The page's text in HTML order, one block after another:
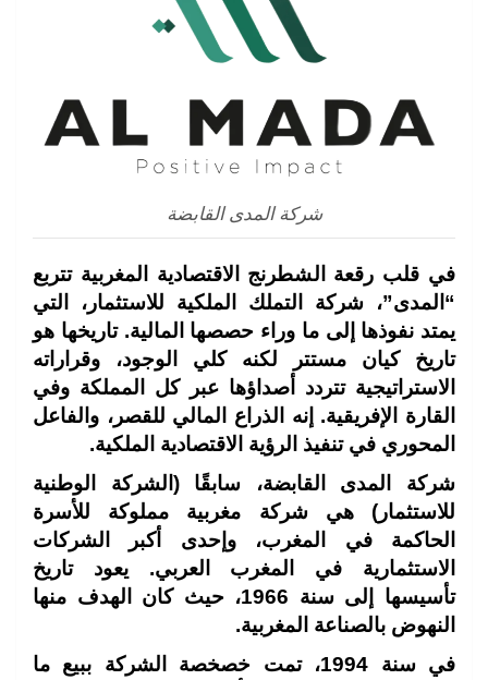
شركة المدى القابضة
في قلب رقعة الشطرنج الاقتصادية المغربية تتربع
“المدى”، شركة التملك الملكية للاستثمار، التي
يمتد نفوذها إلى ما وراء حصصها المالية. تاريخها هو
تاريخ كيان مستتر لكنه كلي الوجود، وقراراته
الاستراتيجية تتردد أصداؤها عبر كل المملكة وفي
القارة الإفريقية. إنه الذراع المالي للقصر، والفاعل
المحوري في تنفيذ الرؤية الاقتصادية الملكية.
شركة المدى القابضة، سابقًا (الشركة الوطنية
للاستثمار) هي شركة مغربية مملوكة للأسرة
الحاكمة في المغرب، وإحدى أكبر الشركات
الاستثمارية في المغرب العربي. يعود تاريخ
تأسيسها إلى سنة 1966، حيث كان الهدف منها
النهوض بالصناعة المغربية.
في سنة 1994، تمت خصخصة الشركة ببيع ما